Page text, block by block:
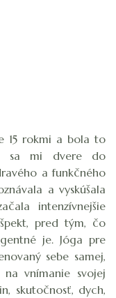
15 rokmi a bola to
sa mi dvere do
a funkčného
a vyskúšala
intenzívnejšie
pred tým, čo
je. Jóga pre
sebe samej,
vnímanie svojej
skutočnosť, dych,